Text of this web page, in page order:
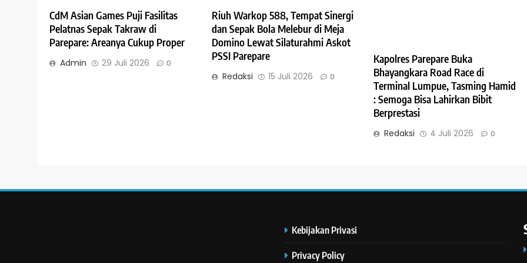
CdM Asian Games Puji Fasilitas
Pelatnas Sepak Takraw di
Parepare: Areanya Cukup Proper
Admin 29 Juli 2026 0
Riuh Warkop 588, Tempat Sinergi
dan Sepak Bola Melebur di Meja
Domino Lewat Silaturahmi Askot
PSSI Parepare
Redaksi 15 Juli 2026 0
Kapolres Parepare Buka
Bhayangkara Road Race di
Terminal Lumpue, Tasming Hamid
: Semoga Bisa Lahirkan Bibit
Berprestasi
Redaksi 4 Juli 2026 0
Kebijakan Privasi
Privacy Policy